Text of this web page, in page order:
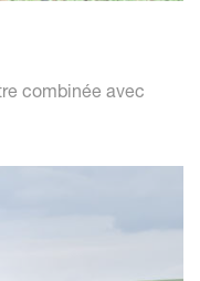
combinée avec